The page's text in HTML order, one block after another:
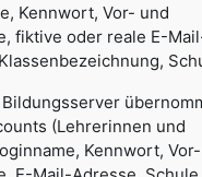
Kennwort, Vor- und
fiktive oder reale E-
(Lehrerinnen und
Kennwort,